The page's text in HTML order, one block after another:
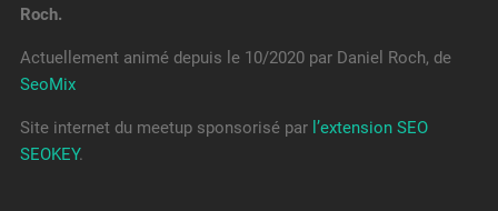
Roch.
Actuellement animé depuis le 10/2020 par Daniel Roch, de
SeoMix
Site internet du meetup sponsorisé par l’extension SEO
SEOKEY.